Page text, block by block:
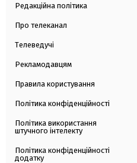
Редакційна політика
Про телеканал
Телеведучі
Рекламодавцям
Правила користування
Політика конфіденційності
Політика використання
штучного інтелекту
Політика конфіденційності
додатку